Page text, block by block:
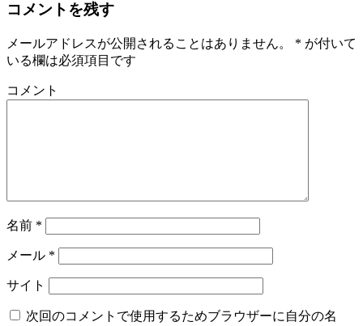
コメントを残す
メールアドレスが公開されることはありません。 * が付いて
いる欄は必須項目です
コメント
名前 *
メール *
サイト
次回のコメントで使用するためブラウザーに自分の名